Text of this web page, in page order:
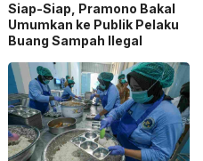
Siap-Siap, Pramono Bakal
Umumkan ke Publik Pelaku
Buang Sampah Ilegal